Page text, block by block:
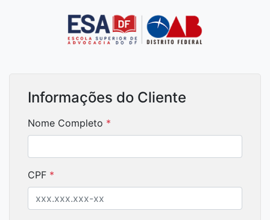
Informações do Cliente
Nome Completo *
CPF *